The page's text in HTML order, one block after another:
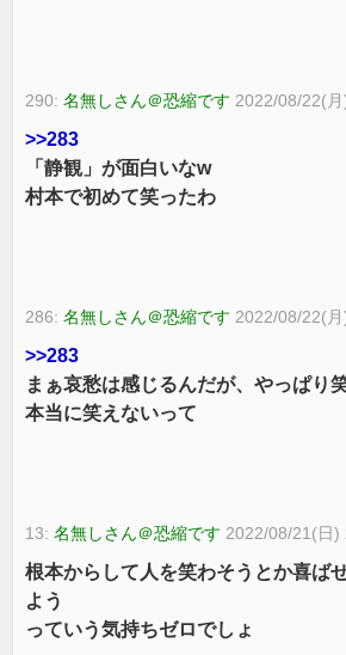
290:名無しさん＠恐縮です 2022/08/22(
>>283
「静観」が面白いなw
村本で初めて笑ったわ
286:名無しさん＠恐縮です 2022/08/22(
>>283
まぁ哀愁は感じるんだが、やっぱり
本当に笑えないって
13:名無しさん＠恐縮です 2022/08/21(日)
根本からして人を笑わそうとか喜ば
よう
っていう気持ちゼロでしょ